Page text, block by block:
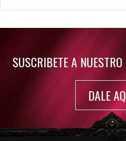
Rumor: Se filtran los primeros
SUSCRIBETE A
DALE